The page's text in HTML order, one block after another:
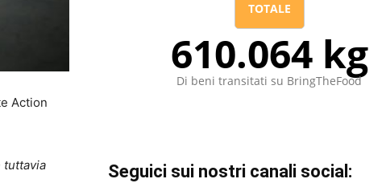
Action
tuttavia
TOTALE
610.064 kg
Di beni transitati su BringTheFood
Seguici sui nostri canali social: